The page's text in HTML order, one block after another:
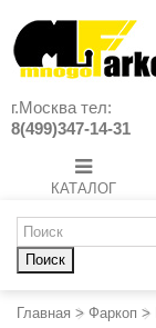
г.Москва тел:
8(499)347-14-31
КАТАЛОГ
Поиск
Главная > Фаркоп >